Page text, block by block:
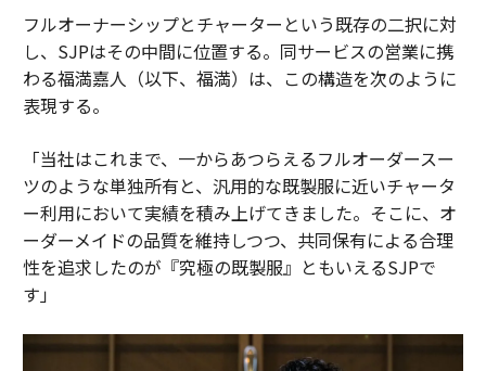
フルオーナーシップとチャーターという既存の二択に対
し、SJPはその中間に位置する。同サービスの営業に携
わる福満嘉人（以下、福満）は、この構造を次のように
表現する。
「当社はこれまで、一からあつらえるフルオーダースー
ツのような単独所有と、汎用的な既製服に近いチャータ
ー利用において実績を積み上げてきました。そこに、オ
ーダーメイドの品質を維持しつつ、共同保有による合理
性を追求したのが『究極の既製服』ともいえるSJPで
す」